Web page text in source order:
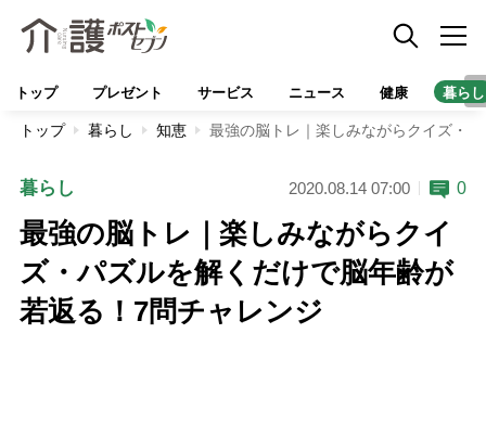
トップ プレゼント サービス ニュース 健康 暮らし
トップ 暮らし 知恵 最強の脳トレ｜楽しみながらクイズ・
暮らし 2020.08.14 07:00 0
最強の脳トレ｜楽しみながらクイ
ズ・パズルを解くだけで脳年齢が
若返る！7問チャレンジ